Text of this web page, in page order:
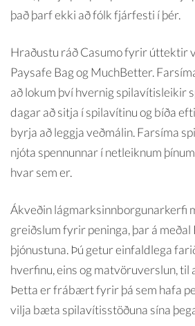
það þarf ekki að fólk fjárfesti í þér.
Hraðustu ráð Casumo fyrir úttektir
Paysafe Bag og MuchBetter.
að lokum því hvernig spilavítisleikir
dagar að sitja í spilavítinu og bíða
byrja að leggja veðmálin. Farsíma
njóta spennunnar í netleiknum
hvar sem er.
Ákveðin lágmarksinnborgunarkerfi
greiðslum fyrir peninga, þar á
þjónustuna. Þú getur einfaldlega
hverfinu, eins og matvöruverslun, til
Þetta er frábært fyrir þá sem hafa
vilja bæta spilavítisstöðuna sína